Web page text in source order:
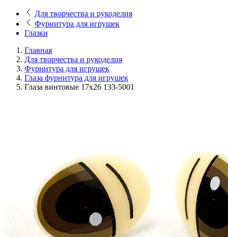
Для творчества и рукоделия
Фурнитура для игрушек
Глазки
Главная
Для творчества и рукоделия
Фурнитура для игрушек
Глаза фурнитура для игрушек
Глаза винтовые 17х26 133-5001